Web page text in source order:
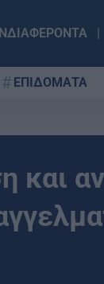
ΕΠΙΔΟΜΑΤΑ
και